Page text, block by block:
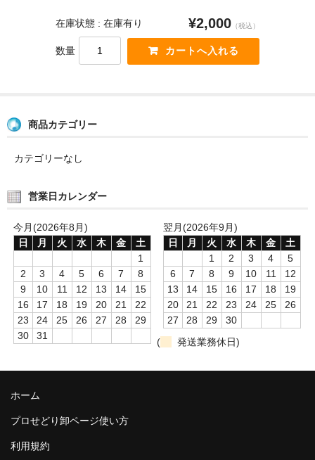
在庫状態 : 在庫有り ¥2,000 （税込）
数量
商品カテゴリー
カテゴリーなし
営業日カレンダー
今月(2026年8月)
日
月 火 水 木 金
土
1
2
3 4 5 6 7
8
9
10 11 12 13 14
15
16
17 18 19 20 21
22
23
24 25 26 27 28
29
30
31
翌月(2026年9月)
日
月 火 水 木 金
土
1
2 3 4
5
6
7 8 9 10 11
12
13
14 15 16 17 18
19
20
21 22 23 24 25
26
27
28 29
30
(
発送業務休日)
ホーム
プロせどり卸ページ使い方
利用規約